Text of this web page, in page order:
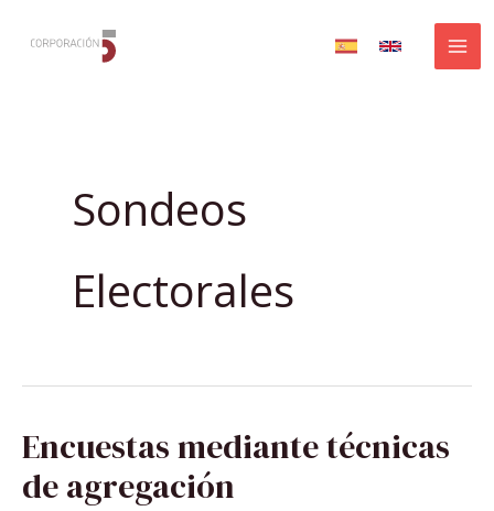
Sondeos
Electorales
Encuestas mediante técnicas
de agregación
MEDIANTE
TÉCNICAS
AGREGACIÓN